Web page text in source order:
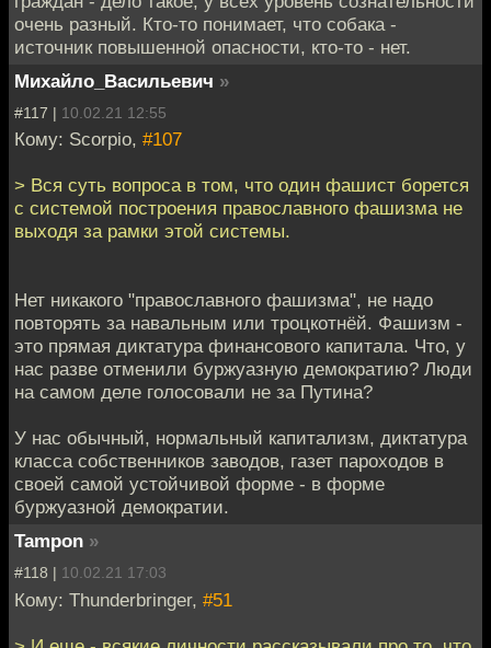
очень разный. Кто-то понимает, что собака -
источник повышенной опасности, кто-то - нет.
Михайло_Васильевич »
#117 | 10.02.21 12:55
Кому: Scorpio, #107
> Вся суть вопроса в том, что один фашист борется
с системой построения православного фашизма не
выходя за рамки этой системы.
Нет никакого "православного фашизма", не надо
повторять за навальным или троцкотнёй. Фашизм -
это прямая диктатура финансового капитала. Что, у
нас разве отменили буржуазную демократию? Люди
на самом деле голосовали не за Путина?
У нас обычный, нормальный капитализм, диктатура
класса собственников заводов, газет пароходов в
своей самой устойчивой форме - в форме
буржуазной демократии.
Tampon »
#118 | 10.02.21 17:03
Кому: Thunderbringer, #51